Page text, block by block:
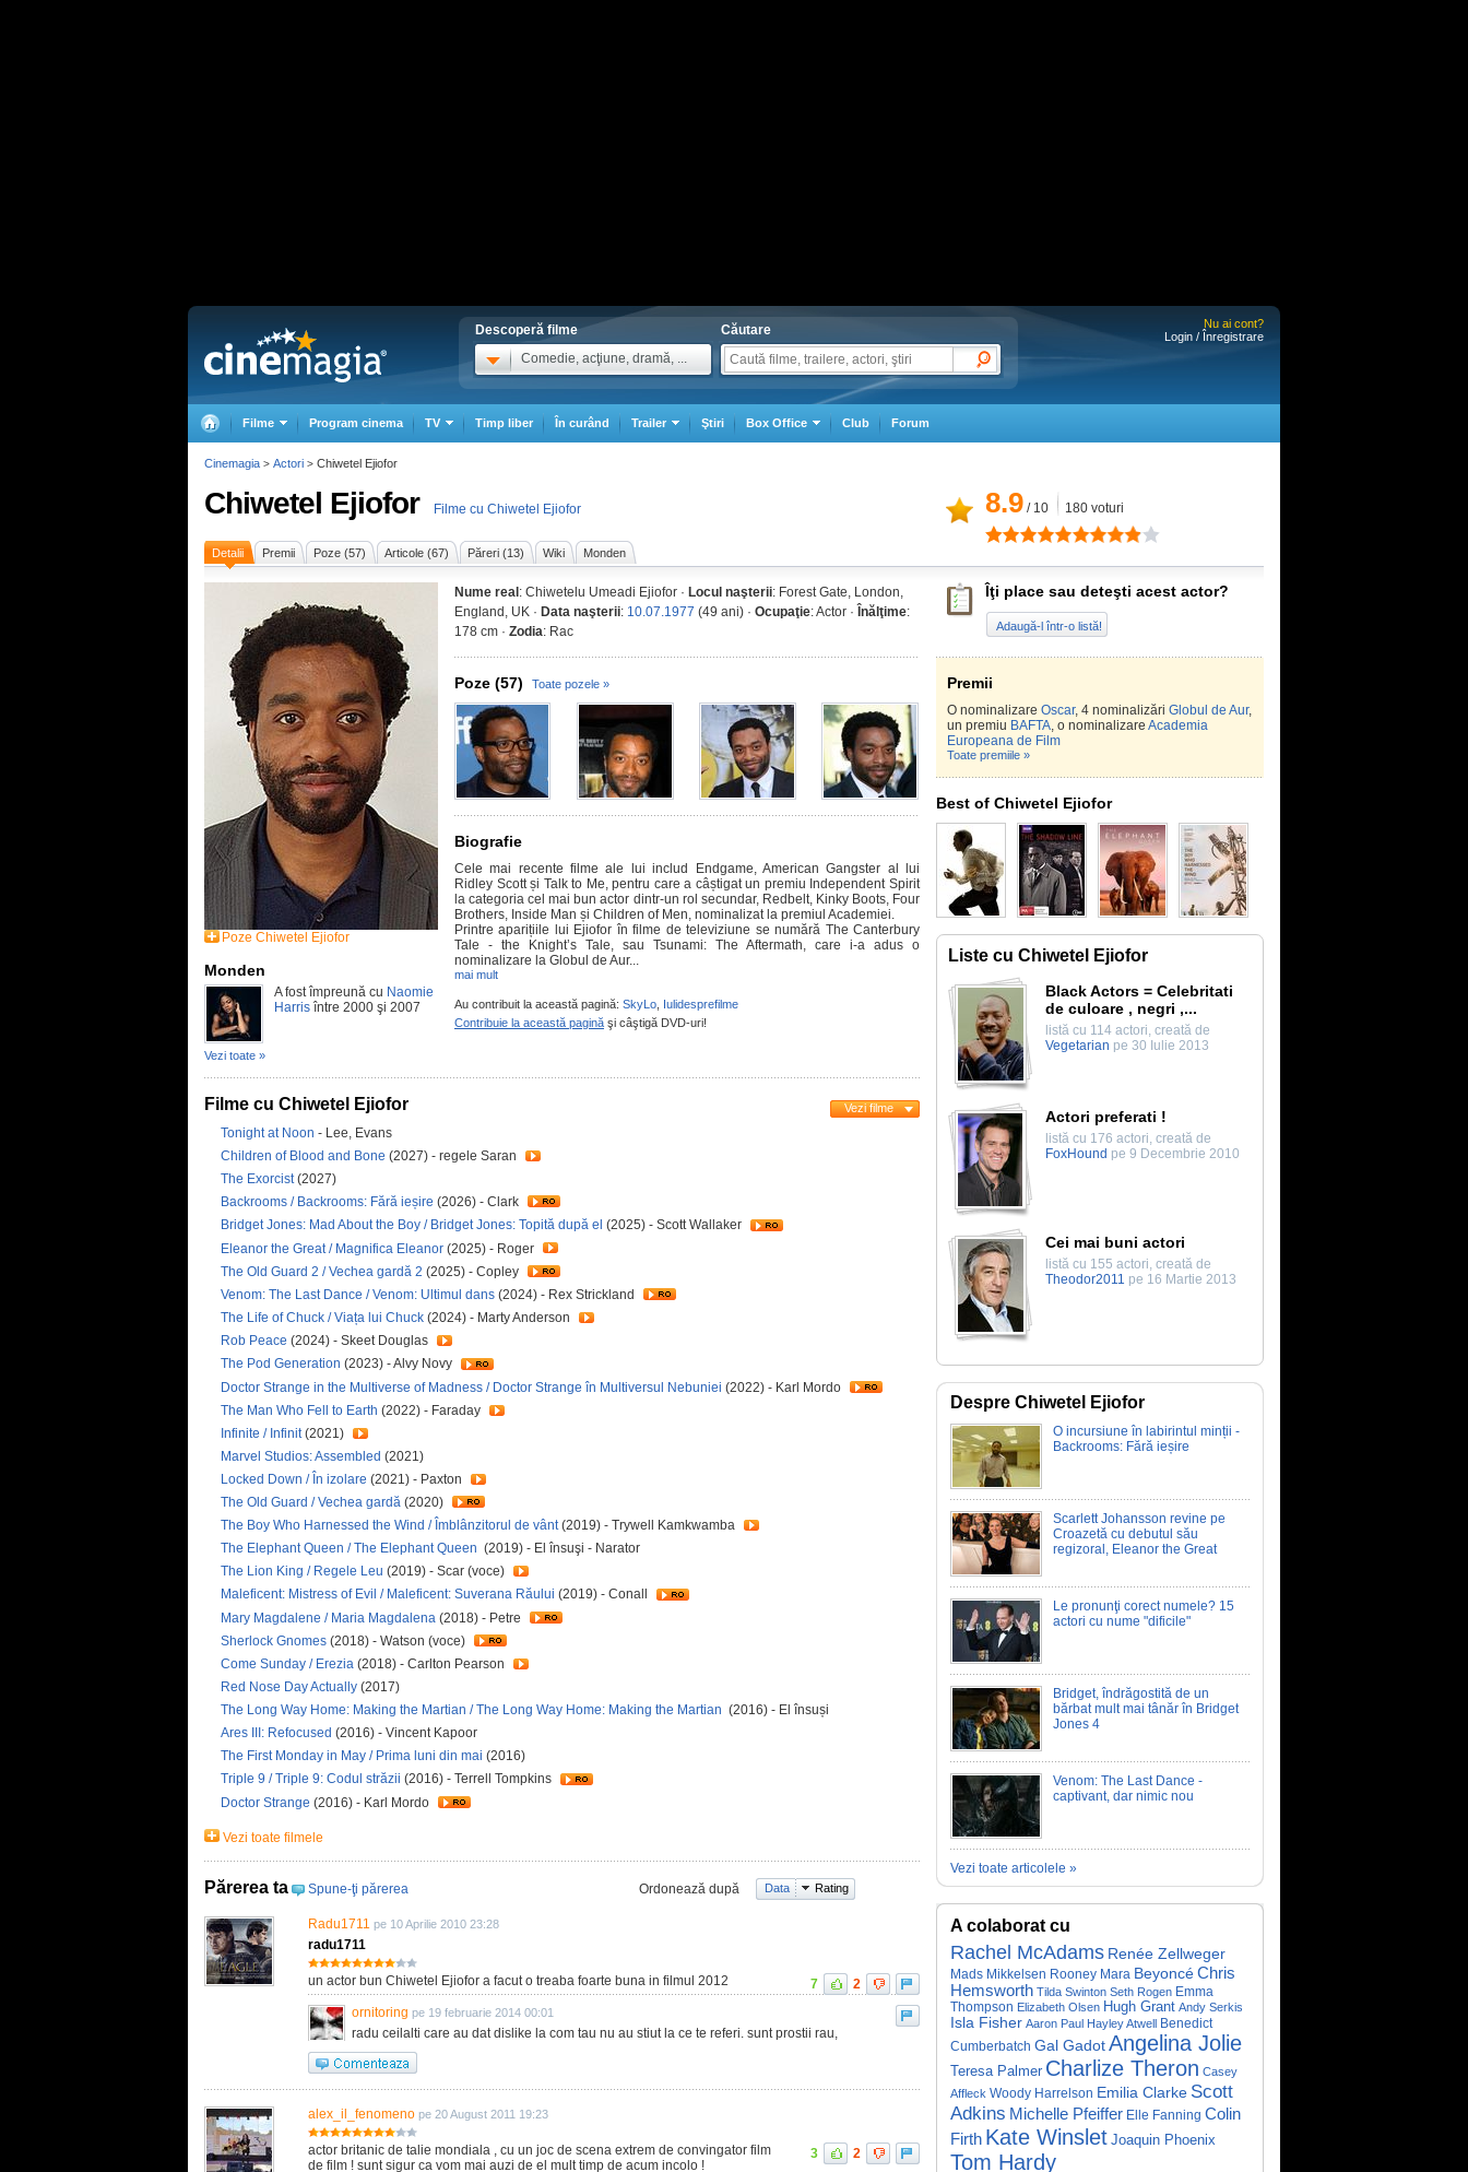
Descoperă filme
Comedie, acţiune, dramă, ...
Căutare
Nu ai cont?
Login / Înregistrare
Filme Program cinema TV Timp liber În curând Trailer Ştiri Box Office Club Forum
Chiwetel Ejiofor Filme cu Chiwetel Ejiofor 8.9 / 10 180 voturi
Detalii Premii Poze (57) Articole (67) Păreri (13) Wiki Monden
Poze Chiwetel Ejiofor
Monden
A fost împreună cu Naomie
Harris între 2000 şi 2007
Vezi toate »
Nume real : Chiwetelu Umeadi Ejiofor · Locul naşterii: Forest Gate, London,
England, UK · Data naşterii: 10.07.1977 (49 ani) · Ocupaţie: Actor · Înălţime:
178 cm · Zodia: Rac
Poze (57) Toate pozele »
Biografie
Cele mai recente filme ale lui includ Endgame, American Gangster al lui
Ridley Scott și Talk to Me, pentru care a câștigat un premiu Independent Spirit
la categoria cel mai bun actor dintr-un rol secundar, Redbelt, Kinky Boots, Four
Brothers, Inside Man și Children of Men, nominalizat la premiul Academiei.
Printre aparițiile lui Ejiofor în filme de televiziune se numără The Canterbury
Tale - the Knight’s Tale, sau Tsunami: The Aftermath, care i-a adus o
nominalizare la Globul de Aur...
mai mult
Au contribuit la această pagină: SkyLo Iulidesprefilme
Contribuie la această pagină şi câştigă DVD-uri!
Filme cu Chiwetel Ejiofor Vezi filme
Tonight at Noon - Lee, Evans
Children of Blood and Bone (2027) - regele Saran
The Exorcist(2027)
Backrooms / Backrooms: Fără ieșire (2026) - Clark
Bridget Jones: Mad About the Boy / Bridget Jones: Topită după el (2025) - Scott Wallaker
Eleanor the Great / Magnifica Eleanor (2025) - Roger
The Old Guard 2 / Vechea gardă 2 (2025) - Copley
Venom: The Last Dance / Venom: Ultimul dans (2024) - Rex Strickland
The Life of Chuck / Viața lui Chuck (2024) - Marty Anderson
Rob Peace (2024) - Skeet Douglas
The Pod Generation (2023) - Alvy Novy
Doctor Strange in the Multiverse of Madness / Doctor Strange în Multiversul Nebuniei (2022) - Karl Mordo
The Man Who Fell to Earth (2022) - Faraday
Infinite / Infinit(2021)
Marvel Studios: Assembled (2021)
Locked Down / În izolare (2021) - Paxton
The Old Guard / Vechea gardă (2020)
The Boy Who Harnessed the Wind / Îmblânzitorul de vânt(2019) - Trywell Kamkwamba
The Elephant Queen / The Elephant Queen (2019) - El însuşi - Narator
The Lion King / Regele Leu (2019) - Scar (voce)
Maleficent: Mistress of Evil / Maleficent: Suverana Răului (2019) - Conall
Mary Magdalene / Maria Magdalena (2018) - Petre
Sherlock Gnomes (2018) - Watson (voce)
Come Sunday / Erezia (2018) - Carlton Pearson
Red Nose Day Actually (2017)
The Long Way Home: Making the Martian / The Long Way Home: Making the Martian (2016) - El însuși
Ares III: Refocused (2016) - Vincent Kapoor
The First Monday in May / Prima luni din mai (2016)
Triple 9 / Triple 9: Codul străzii (2016) - Terrell Tompkins
Doctor Strange (2016) - Karl Mordo
Vezi toate filmele
Părerea ta Spune-ţi părerea Ordonează după Data Rating
Radu1711 pe 10 Aprilie 2010 23:28
radu1711
un actor bun Chiwetel Ejiofor a facut o treaba foarte buna in filmul 2012 7
2
ornitoring pe 19 februarie 2014 00:01
radu ceilalti care au dat dislike la com tau nu au stiut la ce te referi. sunt prostii rau,
alex_il_fenomeno pe 20 August 2011 19:23
actor britanic de talie mondiala , cu un joc de scena extrem de convingator film
de film ! sunt sigur ca vom mai auzi de el mult timp de acum incolo !
3 2
Îţi place sau deteşti acest actor?
Adaugă-l într-o listă!
Premii
O nominalizare Oscar, 4 nominalizări Globul de Aur,
un premiu BAFTA, o nominalizare Academia
Europeana de Film
Toate premiile »
Best of Chiwetel Ejiofor
Liste cu Chiwetel Ejiofor
Black Actors = Celebritati
de culoare , negri ,...
listă cu 114 actori, creată de
Vegetarian pe 30 Iulie 2013
Actori preferati !
listă cu 176 actori, creată de
FoxHound pe 9 Decembrie 2010
Cei mai buni actori
listă cu 155 actori, creată de
Theodor2011 pe 16 Martie 2013
Despre Chiwetel Ejiofor
O incursiune în labirintul minții -
Backrooms: Fără ieșire
Scarlett Johansson revine pe
Croazetă cu debutul său
regizoral, Eleanor the Great
Le pronunţi corect numele? 15
actori cu nume "dificile"
Bridget, îndrăgostită de un
bărbat mult mai tânăr în Bridget
Jones 4
Venom: The Last Dance -
captivant, dar nimic nou
Vezi toate articolele »
A colaborat cu
Rachel McAdams Renée Zellweger
Mads Mikkelsen Rooney Mara BeyoncéChris
Hemsworth Tilda Swinton Seth Rogen Emma
Thompson Elizabeth Olsen Hugh Grant Andy Serkis
Isla Fisher Aaron Paul Hayley Atwell Benedict
Cumberbatch Gal Gadot Angelina Jolie
Teresa Palmer Charlize Theron Casey
Affleck Woody Harrelson Emilia Clarke Scott
Adkins Michelle Pfeiffer Elle Fanning Colin
Firth Kate Winslet Joaquin Phoenix
Tom Hardy
Cinemagia > Actori > Chiwetel Ejiofor